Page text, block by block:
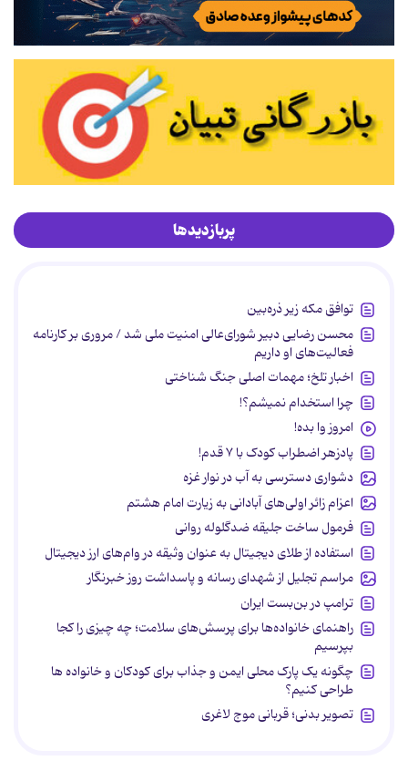
پربازدیدها
توافق مکه زیر ذره‌بین
محسن رضایی دبیر شورای‌عالی امنیت ملی شد / مروری بر کارنامه
فعالیت‌های او داریم
اخبار تلخ؛ مهمات اصلی جنگ شناختی
چرا استخدام نمیشم؟!
امروز وا بده!
پادزهر اضطراب کودک با ۷ قدم!
دشواری دسترسی به آب در نوار غزه
اعزام زائر اولی‌های آبادانی به زیارت امام هشتم
فرمول ساخت جلیقه ضدگلوله روانی
استفاده از طلای دیجیتال به عنوان وثیقه در وام‌های ارز دیجیتال
مراسم تجلیل از شهدای رسانه و پاسداشت روز خبرنگار
ترامپ در بن‌بست ایران
راهنمای خانواده‌ها برای پرسش‌های سلامت؛ چه چیزی را کجا
بپرسیم
چگونه یک پارک محلی ایمن و جذاب برای کودکان و خانواده ها
طراحی کنیم؟
تصویر بدنی؛ قربانی موج لاغری